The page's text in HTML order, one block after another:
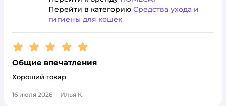
Перейти в категорию Средства ухода и
гигиены для кошек
Рейтинг:5
Общие впечатления
Хороший товар
16 июля 2026 · Илья К.